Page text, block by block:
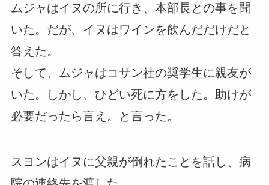
ムジャはイヌの所に行き、本部長との事を聞
いた。だが、イヌはワインを飲んだだけだと
答えた。
そして、ムジャはコサン社の奨学生に親友が
いた。しかし、ひどい死に方をした。助けが
必要だったら言え。と言った。
スヨンはイヌに父親が倒れたことを話し、病